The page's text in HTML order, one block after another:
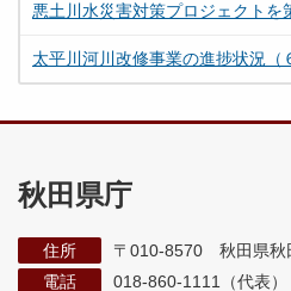
悪土川水災害対策プロジェクト
太平川河川改修事業の進捗状況（
秋田県庁
住所
〒010-8570 秋田県秋
電話
018-860-1111（代表）